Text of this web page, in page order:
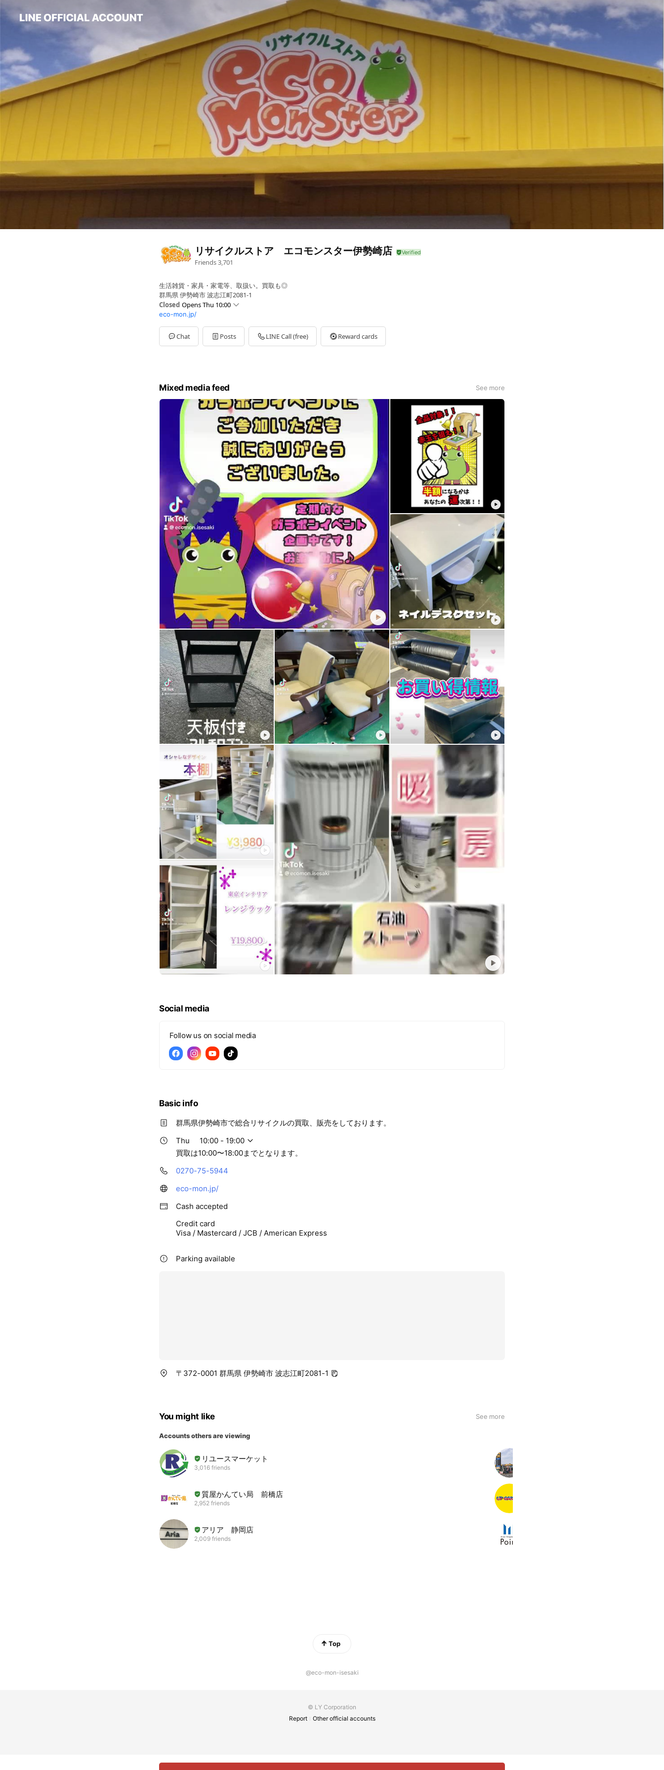
リサイクルストア エコモンスター伊勢崎店
Friends3,701
生活雑貨・家具・家電等、取扱い。買取も◎
群馬県 伊勢崎市 波志江町2081-1
Closed Opens Thu 10:00
Sun10:10 - 19:00
Mon10:00 - 19:00
TueClosed
Wed10:00 - 19:00
eco-mon.jp/
Chat Posts LINE Call (free) Reward cards
Mixed media feed See more
Social media
Follow us on social media
Basic info
群馬県伊勢崎市で総合リサイクルの買取、販売をしております。
Thu
10:00 - 19:00
買取は10:00〜18:00までとなります。
0270-75-5944
eco-mon.jp/
Cash accepted
Credit card
Visa / Mastercard / JCB / American Express
Parking available
〒372-0001 群馬県 伊勢崎市 波志江町2081-1
You might like See more
Accounts others are viewing
リユースマーケット
3,016 friends
質屋かんてい局 前橋店
2,952 friends
アリア 静岡店
2,009 friends
Top
@eco-mon-isesaki
© LY Corporation
Report
Other official accounts